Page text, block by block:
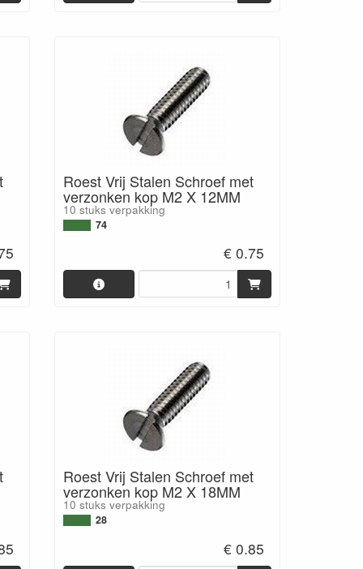
Roest Vrij Stalen Schroef met
verzonken kop M2 X 12MM
10 stuks verpakking
74
€ 0.75
Roest Vrij Stalen Schroef met
verzonken kop M2 X 18MM
10 stuks verpakking
28
€ 0.85